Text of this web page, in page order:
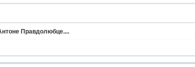
Правдолюбце....